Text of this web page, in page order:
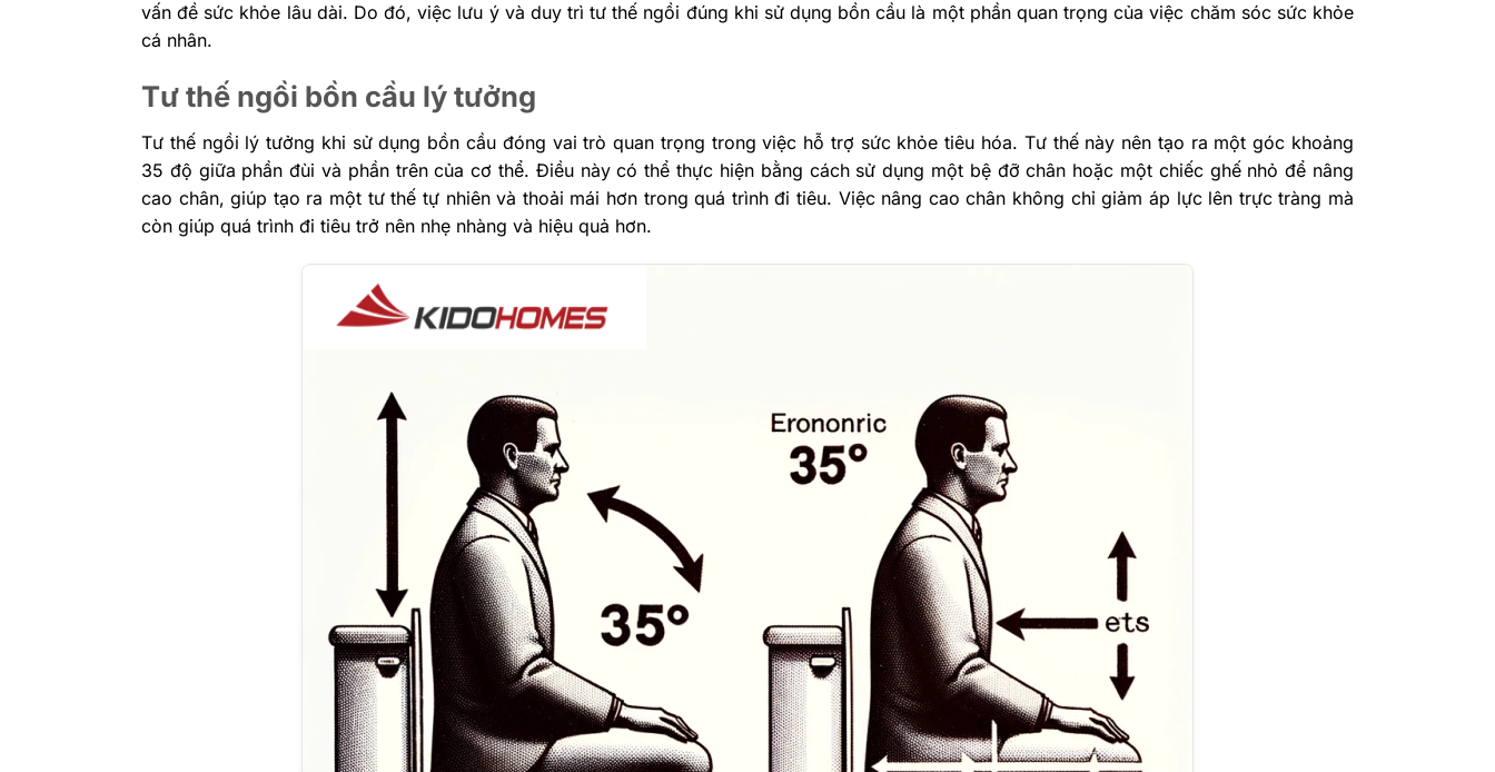
vấn đề sức khỏe lâu dài. Do đó, việc lưu ý và duy trì tư thế ngồi đúng khi sử dụng bồn cầu là một phần quan trọng của việc chăm sóc sức khỏe
cá nhân.
Tư thế ngồi bồn cầu lý tưởng
Tư thế ngồi lý tưởng khi sử dụng bồn cầu đóng vai trò quan trọng trong việc hỗ trợ sức khỏe tiêu hóa. Tư thế này nên tạo ra một góc khoảng
35 độ giữa phần đùi và phần trên của cơ thể. Điều này có thể thực hiện bằng cách sử dụng một bệ đỡ chân hoặc một chiếc ghế nhỏ để nâng
cao chân, giúp tạo ra một tư thế tự nhiên và thoải mái hơn trong quá trình đi tiêu. Việc nâng cao chân không chỉ giảm áp lực lên trực tràng mà
còn giúp quá trình đi tiêu trở nên nhẹ nhàng và hiệu quả hơn.